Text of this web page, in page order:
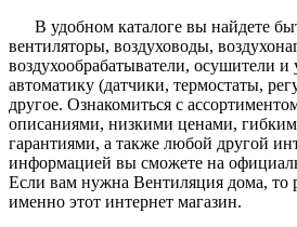
В удобном каталоге вы найдете
вентиляторы, воздуховоды,
воздухообрабатыватели, осушители и
автоматику (датчики, термостаты,
другое. Ознакомиться с
описаниями, низкими ценами,
гарантиями, а также любой другой
информацией вы сможете на
Если вам нужна Вентиляция дома, то
именно этот интернет магазин.